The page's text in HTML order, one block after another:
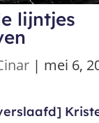
lijntjes
| mei 6,